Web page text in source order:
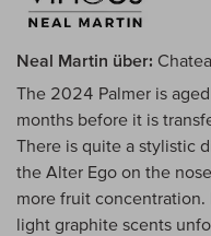
Neal Martin über:
The 2024 Palmer is
months before it is
There is quite a stylistic
the Alter Ego on the
more fruit concentration.
light graphite scents